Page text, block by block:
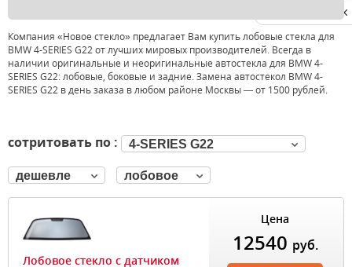
Компания «Новое стекло» предлагает Вам купить лобовые стекла для
BMW 4-SERIES G22 от лучших мировых производителей. Всегда в
наличии оригинальные и неоригинальные автостекла для BMW 4-
SERIES G22: лобовые, боковые и задние. Замена автостекол BMW 4-
SERIES G22 в день заказа в любом районе Москвы — от 1500 рублей.
сотритовать по : 4-SERIES G22
дешевле лобовое
Лобовое стекло с датчиком
Цена
12540 руб.